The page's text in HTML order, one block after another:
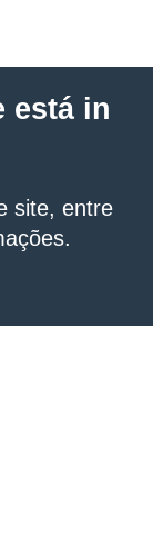
está in
site, entre